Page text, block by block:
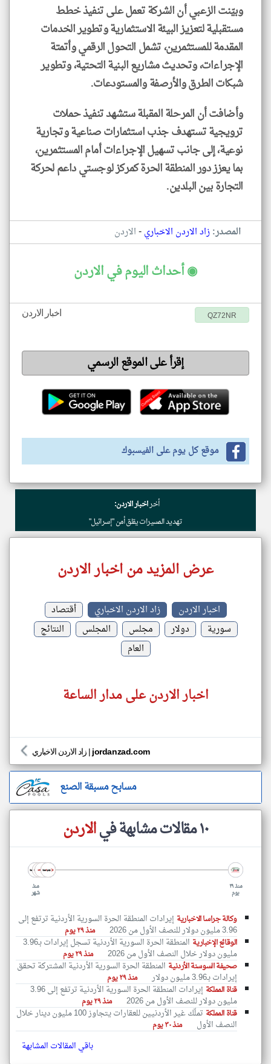
وبيّنت الزعبي أن الشركة تعمل على تنفيذ خطط
مستقبلية لتعزيز البيئة الاستثمارية وتطوير الخدمات
المقدمة للمستثمرين، تشمل التحول الرقمي وأتمتة
الإجراءات، وتحديث مشاريع البنية التحتية، وتطوير
شبكات الطرق والأرصفة والمستودعات.
وأضافت أن المرحلة المقبلة ستشهد تنفيذ حملات
ترويجية تستهدف جذب استثمارات صناعية وتجارية
نوعية، إلى جانب تسهيل الإجراءات أمام المستثمرين،
بما يعزز دور المنطقة الحرة كمركز لوجستي داعم لحركة
التجارة بين البلدين.
المصدر:زاد الاردن الاخباري-الاردن
◉ أحداث اليوم في الاردن
اخبار الاردن QZ72NR
إقرأ على الموقع الرسمي
موقع كل يوم على الفيسبوك
أخراخبار الاردن:
تهديد المسيرات يقلق أمن "إسرائيل"
عرض المزيد من اخبار الاردن
اخبار الاردن زاد الاردن الاخباري
أقتصاد
سورية
دولار مجلس المجلس
النتائج
العام
اخبار الاردن على مدار الساعة
زاد الاردن الاخباري | jordanzad.com
مسابح مسبقة الصنع
١٠ مقالات مشابهة في الاردن
منذ
شهر
منذ ٢٩
يوم
وكالة جراسا الاخبارية إيرادات المنطقة الحرة السورية الأردنية ترتفع إلى
3.96 مليون دولار للنصف الأول من 2026
منذ ٢٩ يوم
الوقائع الإخبارية
المنطقة الحرة السورية الأردنية تسجل إيرادات بـ3.96
مليون دولار خلال النصف الأول من 2026
منذ ٢٩ يوم
صحيفة السوسنة الأردنية المنطقة الحرة السورية الأردنية المشتركة تحقق
إيرادات بـ3.96 مليون دولار
منذ ٢٩ يوم
قناة المملكة
إيرادات المنطقة الحرة السورية الأردنية ترتفع إلى 3.96
مليون دولار للنصف الأول من 2026
منذ ٢٩ يوم
قناة المملكة
تملّك غير الأردنيين للعقارات يتجاوز 100 مليون دينار خلال
النصف الأول منذ ٣٠ يوم
باقي المقالات المشابهة